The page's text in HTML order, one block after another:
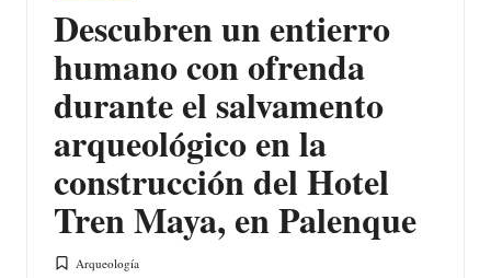
Descubren un entierro
humano con ofrenda
durante el salvamento
arqueológico en la
construcción del Hotel
Tren Maya, en Palenque
Publicada
Arqueología